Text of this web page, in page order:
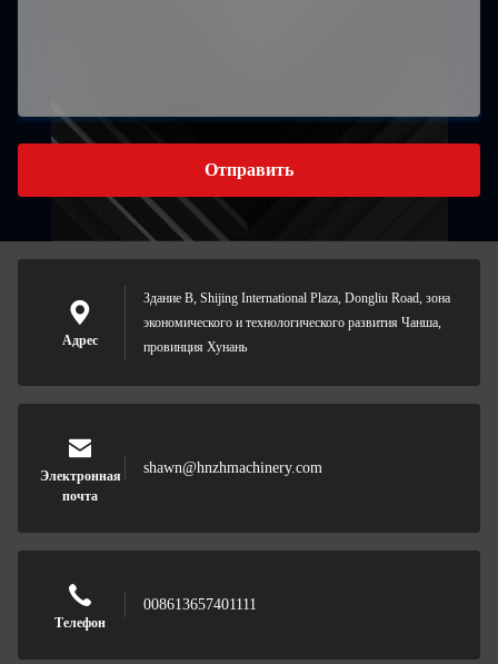
Отправить
Адрес
Здание B, Shijing International Plaza, Dongliu Road, зона
экономического и технологического развития Чанша,
провинция Хунань
Электронная
почта
shawn@hnzhmachinery.com
Телефон
008613657401111